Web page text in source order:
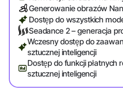
Generowanie obrazów
Dostęp do wszystkich
Seadance 2 – generacja
Wczesny dostęp do
sztucznej inteligencji
Dostęp do funkcji płatnych
sztucznej inteligencji